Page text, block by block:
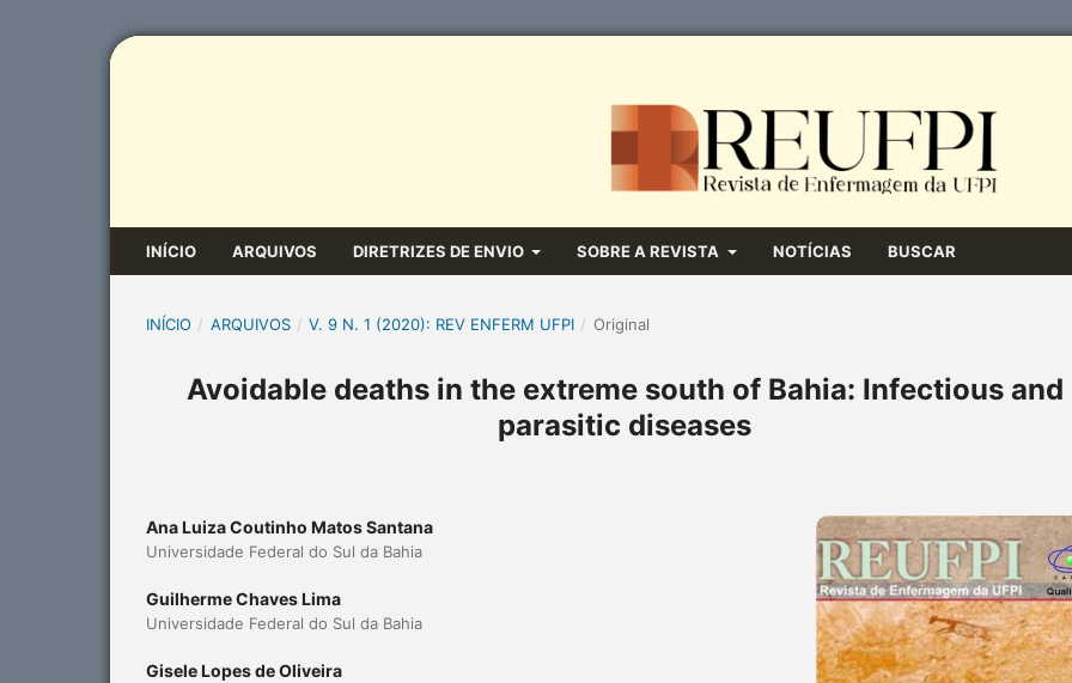
INÍCIO ARQUIVOS DIRETRIZES DE ENVIO SOBRE A REVISTA NOTÍCIAS BUSCAR
INÍCIO / ARQUIVOS / V. 9 N. 1 (2020): REV ENFERM UFPI / Original
Avoidable deaths in the extreme south of Bahia: Infectious and
parasitic diseases
Ana Luiza Coutinho Matos Santana
Universidade Federal do Sul da Bahia
Guilherme Chaves Lima
Universidade Federal do Sul da Bahia
Gisele Lopes de Oliveira